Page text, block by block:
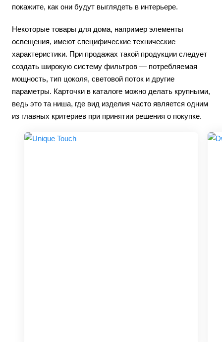
покажите, как они будут выглядеть в интерьере.
Некоторые товары для дома, например элементы
освещения, имеют специфические технические
характеристики. При продажах такой продукции следует
создать широкую систему фильтров — потребляемая
мощность, тип цоколя, световой поток и другие
параметры. Карточки в каталоге можно делать крупными,
ведь это та ниша, где вид изделия часто является одним
из главных критериев при принятии решения о покупке.